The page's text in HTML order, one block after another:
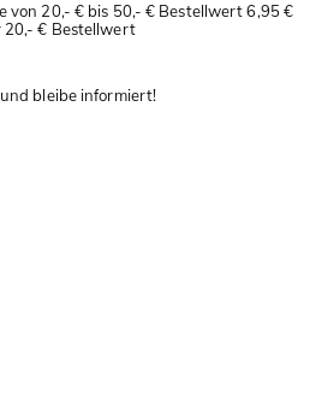
von 20,- € bis 50,- € Bestellwert 6,95 €
20,- € Bestellwert
bleibe informiert!